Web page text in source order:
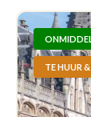
TE HUUR